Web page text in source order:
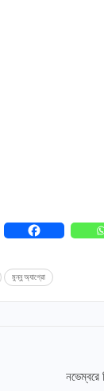
মুন্নু অ্যাগ্রো
নভেম্বরে